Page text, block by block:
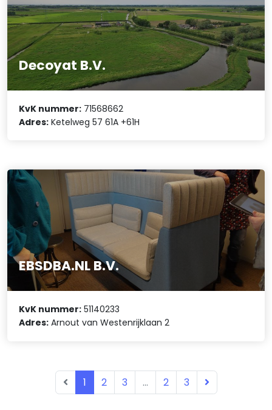
Decoyat B.V.
KvK nummer: 71568662
Adres: Ketelweg 57 61A +61H
EBSDBA.NL B.V.
KvK nummer: 51140233
Adres: Arnout van Westenrijklaan 2
1 2 3 ... 2 3